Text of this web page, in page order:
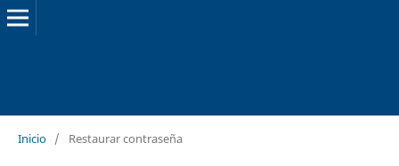
Inicio / Restaurar contraseña